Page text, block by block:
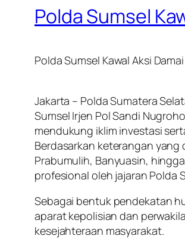
Polda Sumsel
Polda Sumsel Kawal Aksi
Jakarta – Polda Sumatera
Sumsel Irjen Pol Sandi
mendukung iklim investasi
Berdasarkan keterangan
Prabumulih, Banyuasin,
profesional oleh jajaran Polda
Sebagai bentuk pendekatan
aparat kepolisian dan
kesejahteraan masyarakat.